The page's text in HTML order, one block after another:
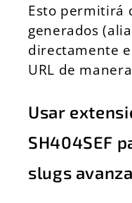
Esto permitirá
generados
directamente
URL de
Usar
SH404SEF
slugs